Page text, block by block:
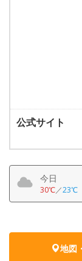
公式サイト
今日
30℃／23℃
地図